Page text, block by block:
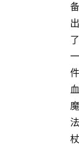
备
出
了
一
件
血
魔
法
杖